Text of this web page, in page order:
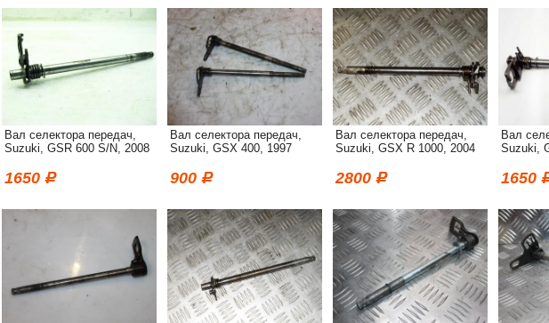
Вал селектора передач,
Suzuki, GSR 600 S/N, 2008
1650
Вал селектора передач,
Suzuki, GSX 400, 1997
900
Вал селектора передач,
Suzuki, GSX R 1000, 2004
2800
Вал
Suzuki,
1650